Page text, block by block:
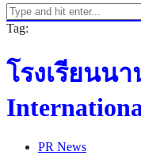
Tag:
โรงเรียนน
PR News